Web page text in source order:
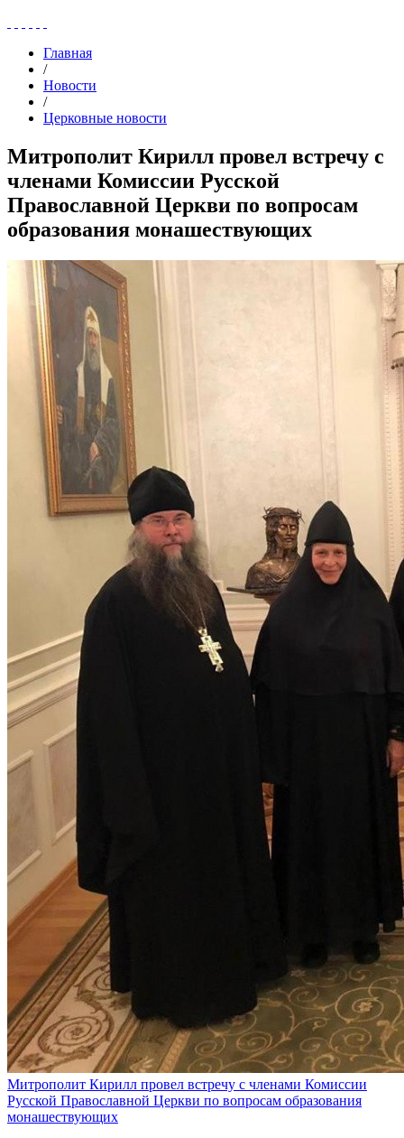
Главная
/
Новости
/
Церковные новости
Митрополит Кирилл провел встречу с
членами Комиссии Русской
Православной Церкви по вопросам
образования монашествующих
Митрополит Кирилл провел встречу с членами Комиссии
Русской Православной Церкви по вопросам образования
монашествующих